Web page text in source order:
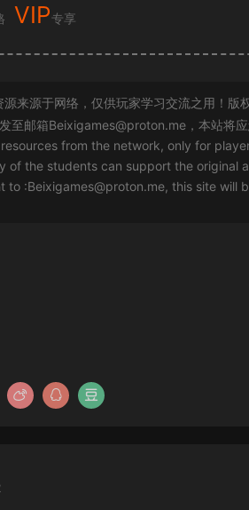
VIP专享
源来源于网络，仅供玩家学习交流之用！版
至邮箱Beixigames@proton.me ，本站将
from the network, only for
of the students can support the original
to :Beixigames@proton.me, this site will